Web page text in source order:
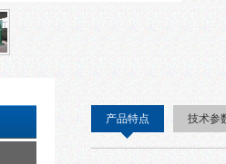
产品特点 技术参